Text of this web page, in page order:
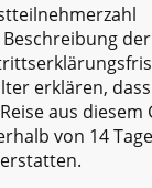
erklären,
aus
von 14